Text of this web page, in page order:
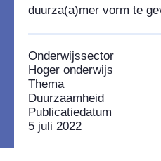
duurza(a)mer vorm te
Onderwijssector
Hoger onderwijs
Thema
Duurzaamheid
Publicatiedatum
5 juli 2022